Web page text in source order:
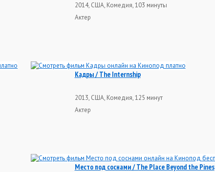
2014, США, Комедия, 103 минуты
Актер
Кадры / The Internship
2013, США, Комедия, 125 минут
Актер
Место под соснами / The Place Beyond the Pines